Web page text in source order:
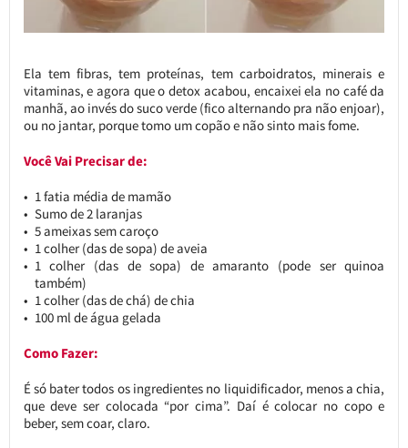
Ela tem fibras, tem proteínas, tem carboidratos, minerais e
vitaminas, e agora que o detox acabou, encaixei ela no café da
manhã, ao invés do suco verde (fico alternando pra não enjoar),
ou no jantar, porque tomo um copão e não sinto mais fome.
Você Vai Precisar de:
1 fatia média de mamão
Sumo de 2 laranjas
5 ameixas sem caroço
1 colher (das de sopa) de aveia
1 colher (das de sopa) de amaranto (pode ser quinoa
também)
1 colher (das de chá) de chia
100 ml de água gelada
Como Fazer:
É só bater todos os ingredientes no liquidificador, menos a chia,
que deve ser colocada “por cima”. Daí é colocar no copo e
beber, sem coar, claro.